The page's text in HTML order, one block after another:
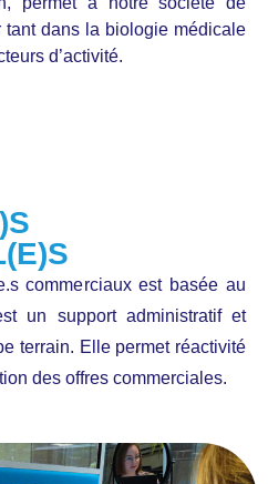
dans la biologie médicale
d’activité.
commerciaux est basée au
un support administratif et
terrain. Elle permet réactivité
des offres commerciales.